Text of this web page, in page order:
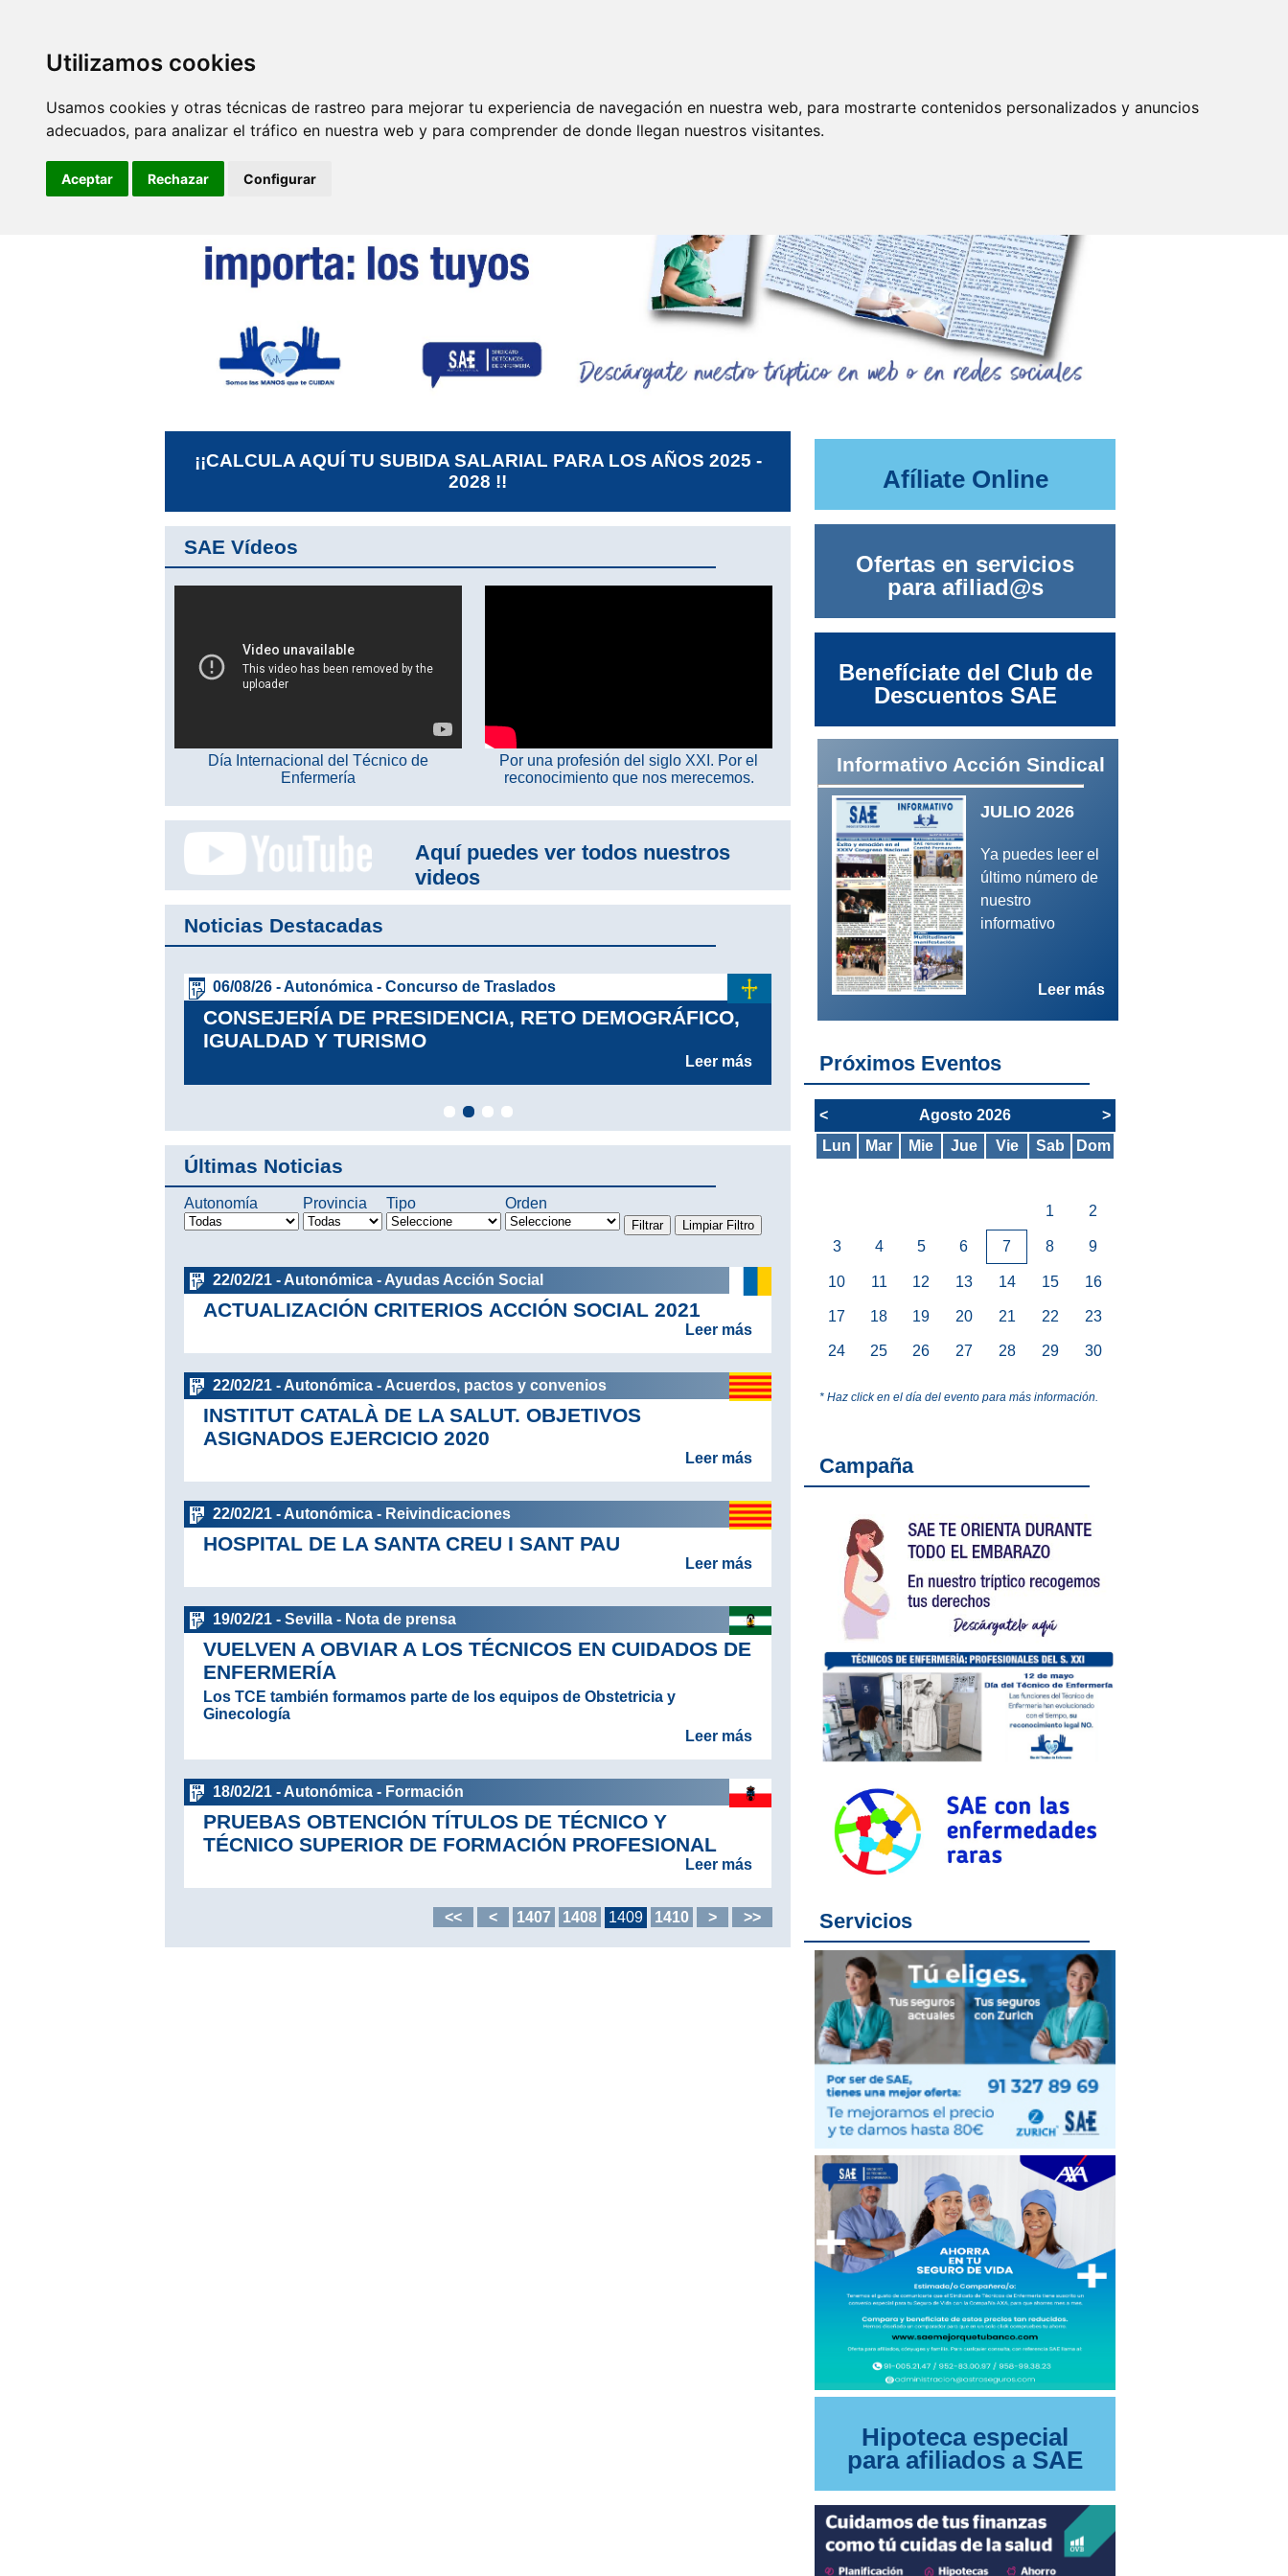
Utilizamos cookies
Usamos cookies y otras técnicas de rastreo para mejorar tu experiencia de navegación en nuestra web, para mostrarte contenidos personalizados y anuncios
adecuados, para analizar el tráfico en nuestra web y para comprender de donde llegan nuestros visitantes.
Aceptar Rechazar Configurar
¡¡CALCULA AQUÍ TU SUBIDA SALARIAL PARA LOS AÑOS 2025 -
2028 !!
SAE Vídeos
Día Internacional del Técnico de
Enfermería
Por una profesión del siglo XXI. Por el
reconocimiento que nos merecemos.
Aquí puedes ver todos nuestros
videos
Noticias Destacadas
06/08/26 - Autonómica - Concurso de Traslados
CONSEJERÍA DE PRESIDENCIA, RETO DEMOGRÁFICO,
IGUALDAD Y TURISMO
Leer más
06/08/26 - Autonómica - OPE
AYUNTAMIENTO DE VILLAFRANCA
Últimas Noticias
Autonomía Provincia Tipo Orden
22/02/21 - Autonómica - Ayudas Acción Social
ACTUALIZACIÓN CRITERIOS ACCIÓN SOCIAL 2021
Leer más
22/02/21 - Autonómica - Acuerdos, pactos y convenios
INSTITUT CATALÀ DE LA SALUT. OBJETIVOS
ASIGNADOS EJERCICIO 2020
Leer más
22/02/21 - Autonómica - Reivindicaciones
HOSPITAL DE LA SANTA CREU I SANT PAU
Leer más
19/02/21 - Sevilla - Nota de prensa
VUELVEN A OBVIAR A LOS TÉCNICOS EN CUIDADOS DE
ENFERMERÍA
Los TCE también formamos parte de los equipos de Obstetricia y
Ginecología
Leer más
18/02/21 - Autonómica - Formación
PRUEBAS OBTENCIÓN TÍTULOS DE TÉCNICO Y
TÉCNICO SUPERIOR DE FORMACIÓN PROFESIONAL
Leer más
<< < 1407 1408 1409 1410 > >>
Afíliate Online
Ofertas en servicios
para afiliad@s
Benefíciate del Club de
Descuentos SAE
Informativo Acción Sindical
JULIO 2026
Ya puedes leer el
último número de
nuestro
informativo
Leer más
Próximos Eventos
< Agosto 2026
>
Lun
Mar Mie Jue Vie Sab Dom
1 2
3 4 5 6 7 8 9
10 11 12 13 14 15 16
17 18 19 20 21 22 23
24 25 26 27 28 29 30
* Haz click en el día del evento para más información.
Campaña
Servicios
Hipoteca especial
para afiliados a SAE